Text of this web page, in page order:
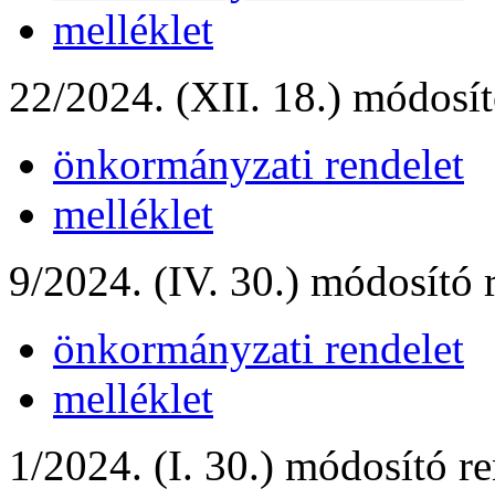
melléklet
22/2024. (XII. 18.)
önkormányzati rendelet
melléklet
9/2024. (IV. 30.) módosító
önkormányzati rendelet
melléklet
1/2024. (I. 30.) módosító